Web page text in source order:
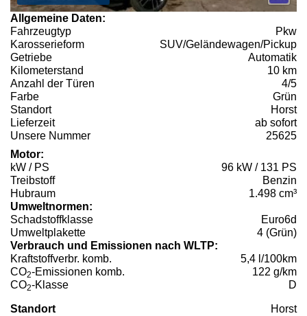
Allgemeine Daten:
Fahrzeugtyp
Pkw
Karosserieform
SUV/Geländewagen/Pickup
Getriebe
Automatik
Kilometerstand
10 km
Anzahl der Türen
4/5
Farbe
Grün
Standort
Horst
Lieferzeit
ab sofort
Unsere Nummer
25625
Motor:
kW / PS
96 kW / 131 PS
Treibstoff
Benzin
Hubraum
1.498 cm³
Umweltnormen:
Schadstoffklasse
Euro6d
Umweltplakette
4 (Grün)
Verbrauch und Emissionen nach WLTP:
Kraftstoffverbr. komb.
5,4 l/100km
CO2-Emissionen komb.
122 g/km
CO2-Klasse D
Standort Horst